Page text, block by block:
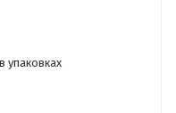
упаковках